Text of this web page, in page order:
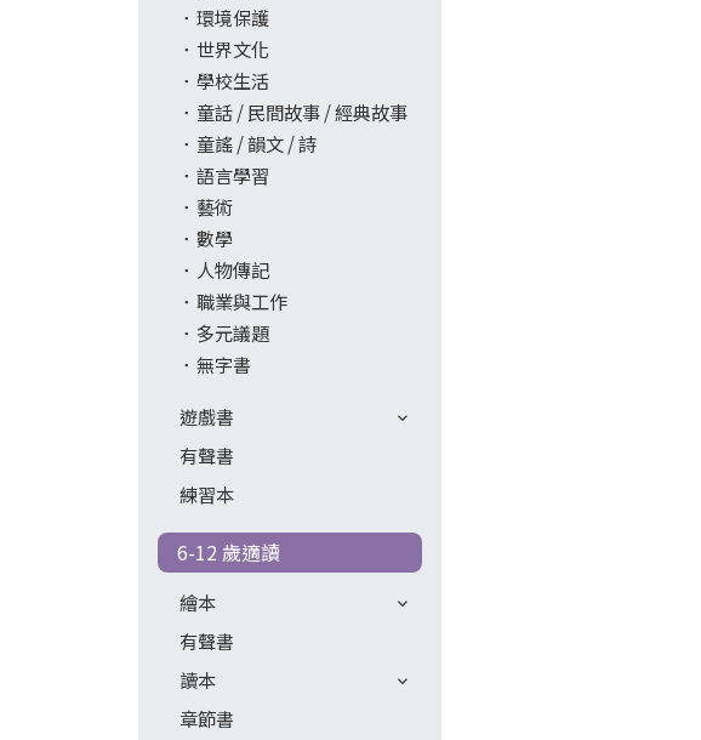
環境保護
世界文化
學校生活
童話 / 民間故事 / 經典故事
童謠 / 韻文 / 詩
語言學習
藝術
數學
人物傳記
職業與工作
多元議題
無字書
遊戲書
有聲書
練習本
6-12 歲適讀
繪本
有聲書
讀本
章節書